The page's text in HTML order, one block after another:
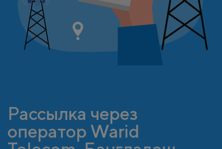
Рассылка через
оператор Warid